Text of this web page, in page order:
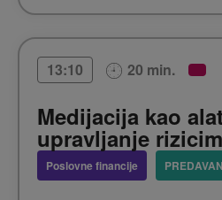
13:10 20 min.
Medijacija kao
upravljanje
Poslovne financije